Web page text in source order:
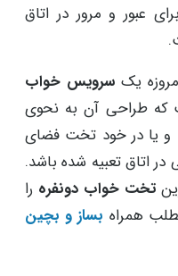
عبور و مرور در اتاق
یکسرویس خواب
طراحی آن به نحوی
و یا در خود تخت فضای
اتاق تعبیه شده باشد.
تخت خواب دونفرهرا
همراهبساز و بچین